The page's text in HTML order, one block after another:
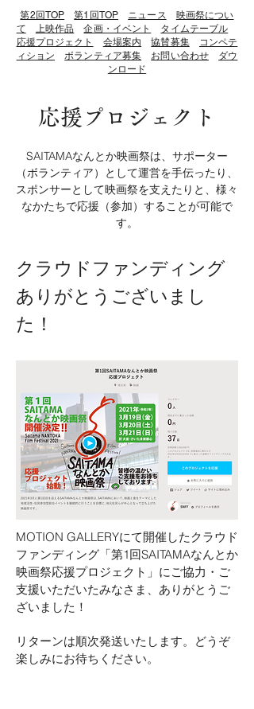
第2回TOP 第1回TOP ニュース
映画祭につい
て
上映作品 企画・イベント
タイムテーブル
応援プロジェクト
会場案内 協賛募集
コンペテ
ィション
ボランティア募集 お問い合わせ
ダウ
ンロード
応援プロジェクト
SAITAMAなんとか映画祭は、サポーター
（ボランティア）として運営を手伝ったり、
スポンサーとして映画祭を支えたりと、様々
なかたちで応援（参加）することが可能で
す。
クラウドファンディング
ありがとうございまし
た！
MOTION GALLERYにて開催したクラウド
ファンディング「第1回SAITAMAなんとか
映画祭応援プロジェクト」にご協力・ご
支援いただいたみなさま、ありがとうご
ざいました！
​リターンは順次発送いたします。どうぞ
楽しみにお待ちください。